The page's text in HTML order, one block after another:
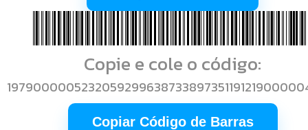
Copie e cole o código:
Copiar Código de Barras